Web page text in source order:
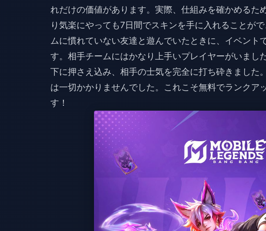
れだけの価値があります。実際、仕組みを確かめるた
り気楽にやっても7日間でスキンを手に入れることが
ムに慣れていない友達と遊んでいたときに、イベン
す。相手チームにはかなり上手いプレイヤーがいまし
下に押さえ込み、相手の士気を完全に打ち砕きました
は一切かかりませんでした。これこそ無料でランク
す！